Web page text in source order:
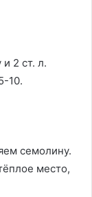
2 ст. л.
10.
семолину.
место,